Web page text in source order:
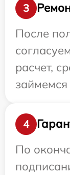
3
После
расчет,
4
По